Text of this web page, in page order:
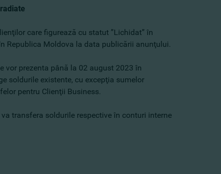
care figurează cu statut ”Lichidat” în
Republica Moldova la data publicării anunţului.
vor prezenta până la 02 august 2023 în
soldurile existente, cu excepţia sumelor
pentru Clienţii Business.
transfera soldurile respective în conturi interne